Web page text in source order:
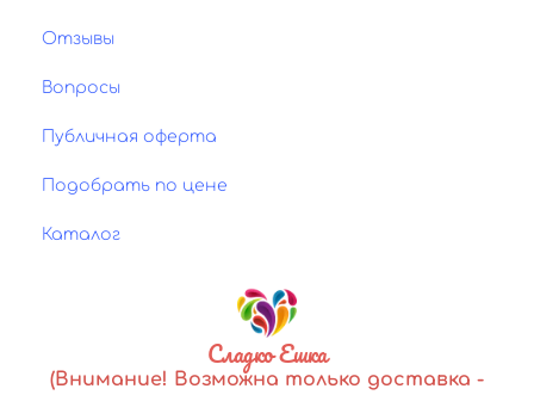
Отзывы
Вопросы
Публичная оферта
Подобрать по цене
Каталог
Сладко Ешка
(Внимание! Возможна только доставка -